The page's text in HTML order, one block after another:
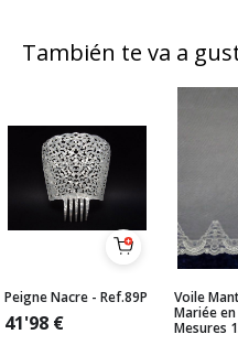
También te va a
Peigne Nacre - Ref.89P
41'98 €
Voile
Mariée
Mesures